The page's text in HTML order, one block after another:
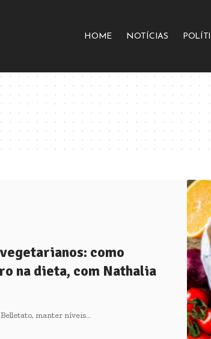
HOME NOTÍCIAS
como
na dieta, com Nathalia
manter níveis…